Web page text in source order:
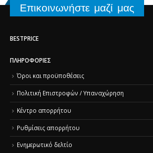
Επικοινωνήστε μαζί μας
BESTPRICE
ΠΛΗΡΟΦΟΡΊΕΣ
Όροι και προϋποθέσεις
Πολιτική Επιστροφών / Υπαναχώρηση
Κέντρο απορρήτου
Ρυθμίσεις απορρήτου
Ενημερωτικό δελτίο